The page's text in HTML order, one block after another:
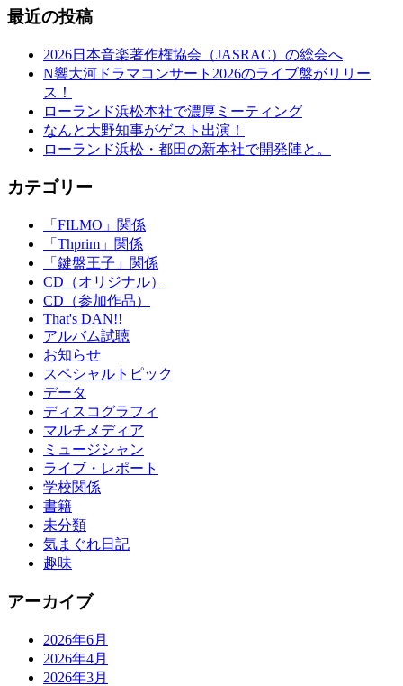
最近の投稿
2026日本音楽著作権協会（JASRAC）の総会へ
N響大河ドラマコンサート2026のライブ盤がリリー
ス！
ローランド浜松本社で濃厚ミーティング
なんと大野知事がゲスト出演！
ローランド浜松・都田の新本社で開発陣と。
カテゴリー
「FILMO」関係
「Thprim」関係
「鍵盤王子」関係
CD（オリジナル）
CD（参加作品）
That's DAN!!
アルバム試聴
お知らせ
スペシャルトピック
データ
ディスコグラフィ
マルチメディア
ミュージシャン
ライブ・レポート
学校関係
書籍
未分類
気まぐれ日記
趣味
アーカイブ
2026年6月
2026年4月
2026年3月